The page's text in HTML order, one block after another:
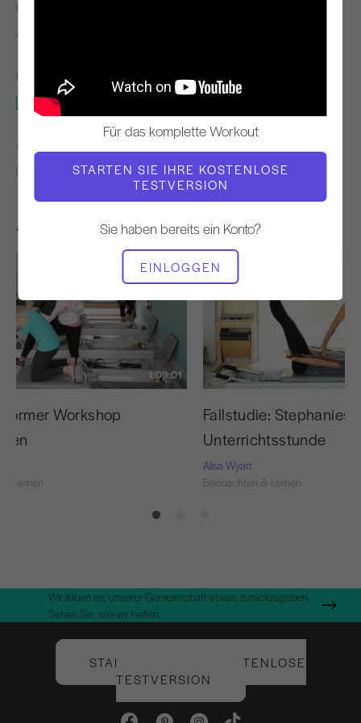
Für das komplette Workout
STARTEN SIE IHRE KOSTENLOSE
TESTVERSION
Sie haben bereits ein Konto?
EINLOGGEN
LEHRER
Alisa Wyatt
BENÖTIGTE AUSRÜSTUNG
Matte
ÄHNLICHE KLASSEN FINDEN FÜR
Grundlegend
0 - 10 min Matte
Andere Workouts, die Ihnen gefallen könnten
1:09:01
Workshop
Lernen
Fallstudie: Stephanies
Unterrichtsstunde
Alisa Wyatt
Beobachten & Lernen
Wir lieben es, unserer Gemeinschaft etwas zurückzugeben.
Sehen Sie, wie wir helfen.
STARTEN SIE IHRE KOSTENLOSE
TESTVERSION